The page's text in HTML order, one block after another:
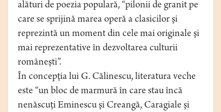
alături de poezia populară, “pilonii de granit pe
care se sprijină marea operă a clasicilor şi
reprezintă un moment din cele mai originale şi
mai reprezentative în dezvoltarea culturii
româneşti”.
În concepţia lui G. Călinescu, literatura veche
este “un bloc de marmură în care stau încă
nenăscuţi Eminescu şi Creangă, Caragiale şi